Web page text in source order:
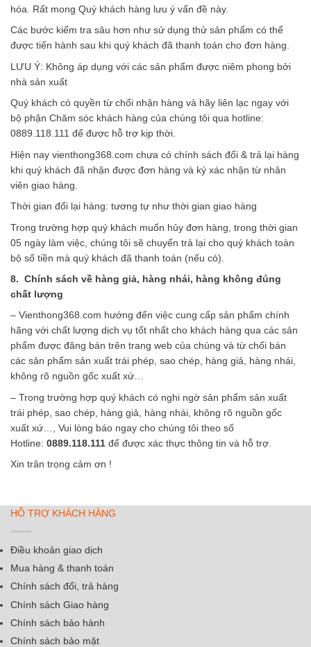
hóa. Rất mong Quý khách hàng lưu ý vấn đề này.
Các bước kiểm tra sâu hơn như sử dụng thử sản phẩm có thể
được tiến hành sau khi quý khách đã thanh toán cho đơn hàng.
LƯU Ý: Không áp dụng với các sản phẩm được niêm phong bởi
nhà sản xuất
Quý khách có quyền từ chối nhận hàng và hãy liên lạc ngay với
bộ phận Chăm sóc khách hàng của chúng tôi qua hotline:
0889.118.111 để được hỗ trợ kịp thời.
Hiện nay vienthong368.com chưa có chính sách đổi & trả lại hàng
khi quý khách đã nhận được đơn hàng và ký xác nhận từ nhân
viên giao hàng.
Thời gian đổi lại hàng: tương tự như thời gian giao hàng
Trong trường hợp quý khách muốn hủy đơn hàng, trong thời gian
05 ngày làm việc, chúng tôi sẽ chuyển trả lại cho quý khách toàn
bộ số tiền mà quý khách đã thanh toán (nếu có).
8. Chính sách về hàng giả, hàng nhái, hàng không đúng
chất lượng
– Vienthong368.com hướng đến việc cung cấp sản phẩm chính
hãng với chất lượng dịch vụ tốt nhất cho khách hàng qua các sản
phẩm được đăng bán trên trang web của chúng và từ chối bán
các sản phẩm sản xuất trái phép, sao chép, hàng giả, hàng nhái,
không rõ nguồn gốc xuất xứ…
– Trong trường hợp quý khách có nghi ngờ sản phẩm sản xuất
trái phép, sao chép, hàng giả, hàng nhái, không rõ nguồn gốc
xuất xứ…, Vui lòng báo ngay cho chúng tôi theo số
Hotline: 0889.118.111 để được xác thực thông tin và hỗ trợ.
Xin trân trọng cảm ơn !
HỖ TRỢ KHÁCH HÀNG
Điều khoản giao dịch
Mua hàng & thanh toán
Chính sách đổi, trả hàng
Chính sách Giao hàng
Chính sách bảo hành
Chính sách bảo mật